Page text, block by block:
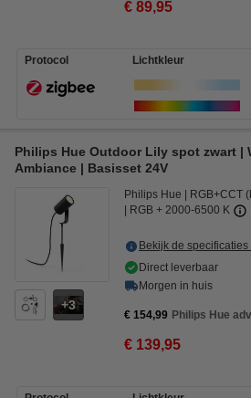
€ 89,95
Protocol Lichtkleur
Philips Hue Outdoor Lily spot zwart |
Ambiance | Basisset 24V
3
Philips Hue
RGB+CCT
RGB + 2000-6500 K
Bekijk de
Direct leverbaar
Morgen in huis
€ 154,99 Philips Hue
€ 139,95